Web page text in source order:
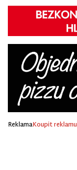
ReklamaKoupit reklamu